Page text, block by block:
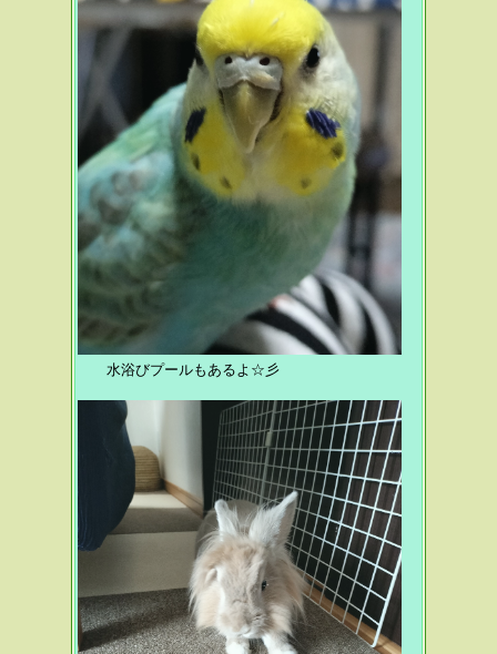
水浴びプールもあるよ☆彡